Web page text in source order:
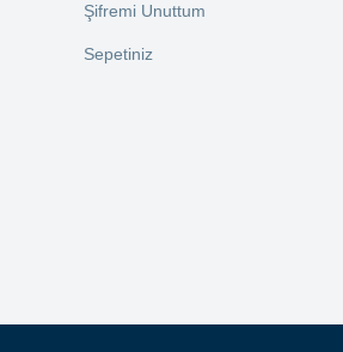
Şifremi Unuttum
Sepetiniz